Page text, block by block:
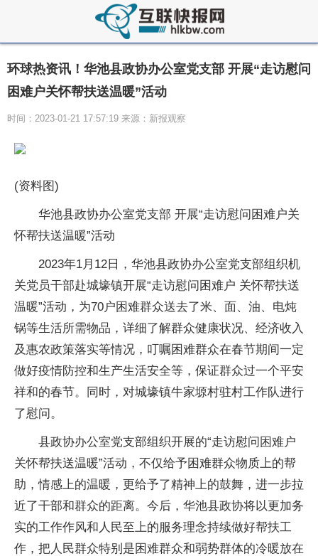
环球热资讯！华池县政协办公室党支部 开展“走访慰问
困难户关怀帮扶送温暖”活动
时间：2023-01-21 17:57:19 来源：新报观察
(资料图)
华池县政协办公室党支部 开展“走访慰问困难户关
怀帮扶送温暖”活动
2023年1月12日，华池县政协办公室党支部组织机
关党员干部赴城壕镇开展“走访慰问困难户 关怀帮扶送
温暖”活动，为70户困难群众送去了米、面、油、电炖
锅等生活所需物品，详细了解群众健康状况、经济收入
及惠农政策落实等情况，叮嘱困难群众在春节期间一定
做好疫情防控和生产生活安全等，保证群众过一个平安
祥和的春节。同时，对城壕镇牛家塬村驻村工作队进行
了慰问。
县政协办公室党支部组织开展的“走访慰问困难户
关怀帮扶送温暖”活动，不仅给予困难群众物质上的帮
助，情感上的温暖，更给予了精神上的鼓舞，进一步拉
近了干部和群众的距离。今后，华池县政协将以更加务
实的工作作风和人民至上的服务理念持续做好帮扶工
作，把人民群众特别是困难群众和弱势群体的冷暖放在